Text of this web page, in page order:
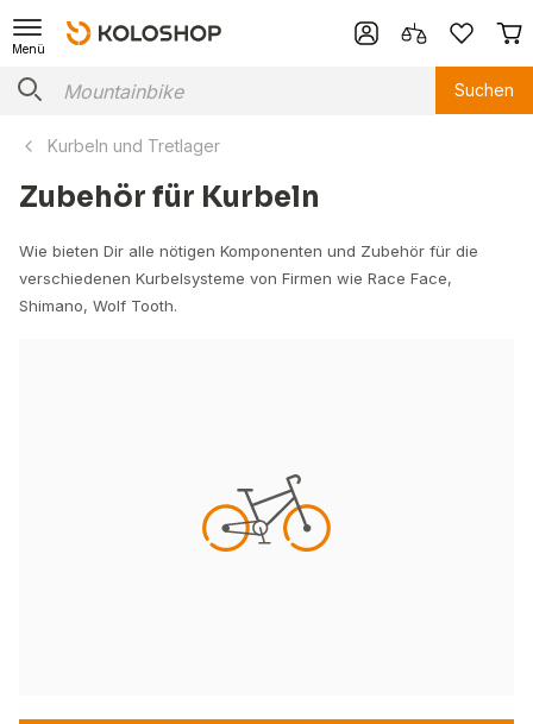
Menü
Suchen
Kurbeln und Tretlager
Zubehör für Kurbeln
Wie bieten Dir alle nötigen Komponenten und Zubehör für die
verschiedenen Kurbelsysteme von Firmen wie Race Face,
Shimano, Wolf Tooth.